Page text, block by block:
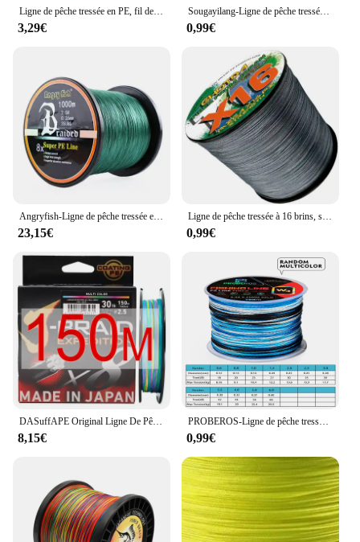
Ligne de pêche tressée en PE, fil de poisson, ficelle d'araignée, fil de lac, ligne de carpe australienne, filtres rouges, 4 brins, 10 lb, 50 lb, 100 lb, 100m
3,29€
Sougayilang-Ligne de pêche tressée en PE, 5 couleurs, 100m, 300m, 4 brins, durable
0,99€
Angryfish-Ligne de pêche tressée en PE, super résistante à l'usure, 8 couleurs, 1000 mètres, 8x
23,15€
Ligne de pêche tressée à 16 brins, super baignade, 25, 40, 80, 100, 125, 140, 161, 200LBS, noyau X-wire, 100m-500m, Multimessieurs, 0.16mm-0.80mm
0,99€
8,15€
PROBEROS-Ligne de pêche tressée en PE et à 4 brins, fil anti-morsure pour l'extérieur, 100m, 66lb
0,99€